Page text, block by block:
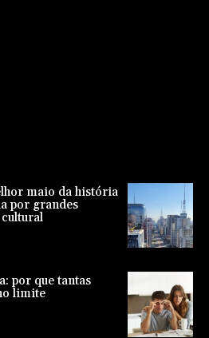
maio da história
por grandes
por que tantas
limite